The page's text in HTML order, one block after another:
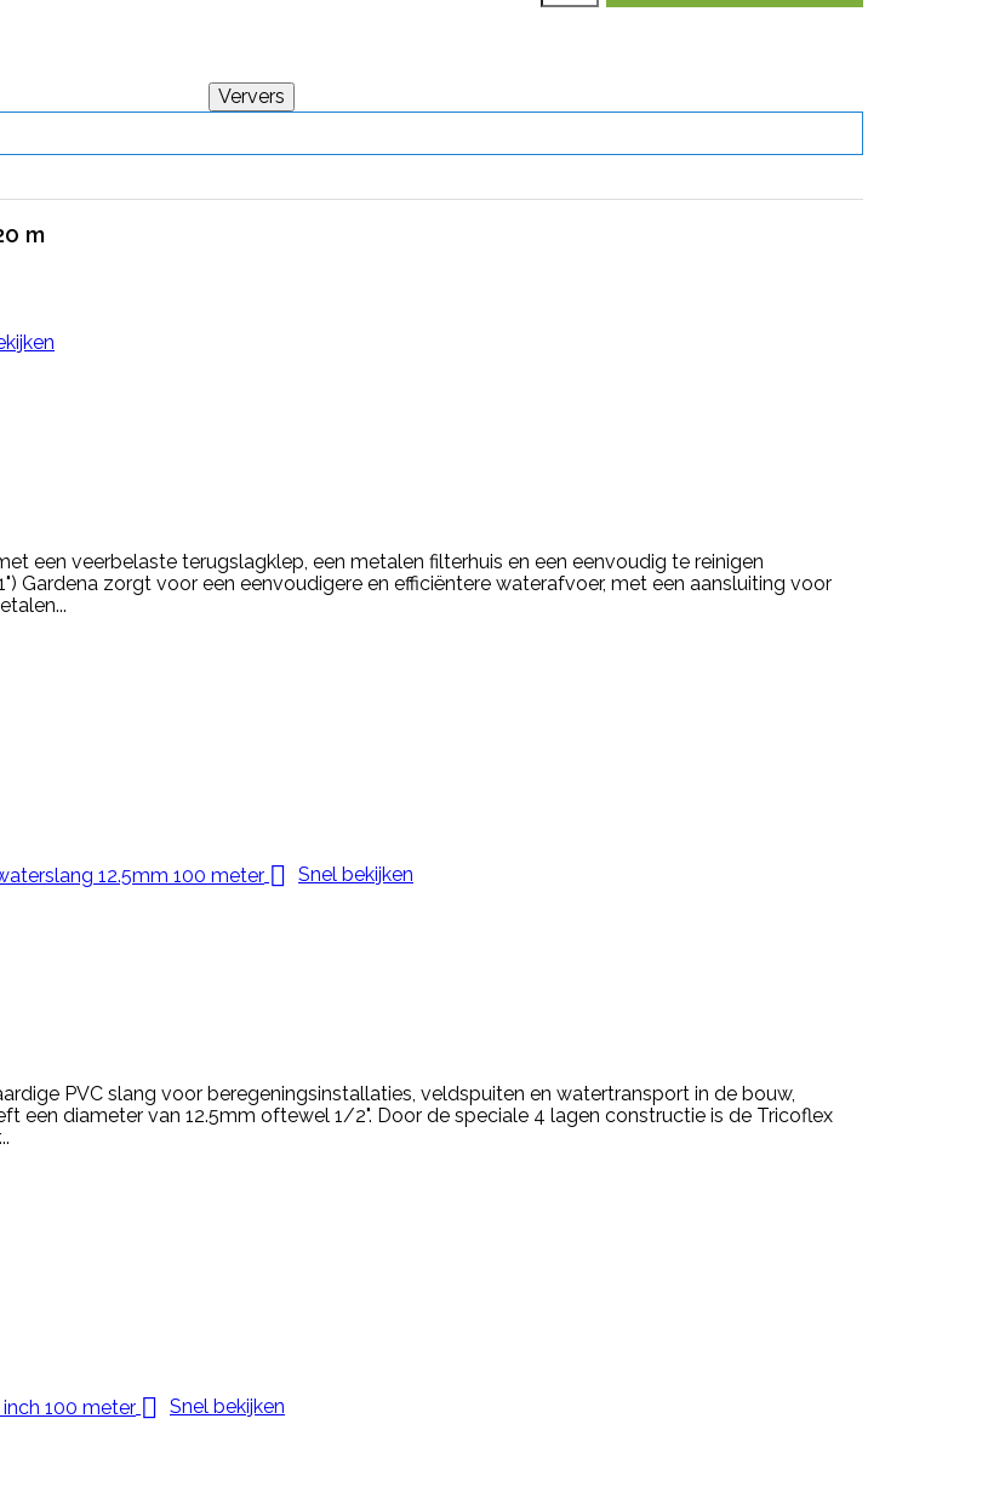
m
een veerbelaste terugslagklep, een metalen filterhuis en een eenvoudig te reinigen
Gardena zorgt voor een eenvoudigere en efficiëntere waterafvoer, met een aansluiting voor
 Snel bekijken
PVC slang voor beregeningsinstallaties, veldspuiten en watertransport in de bouw,
een diameter van 12.5mm oftewel 1/2". Door de speciale 4 lagen constructie is de Tricoflex
 Snel bekijken